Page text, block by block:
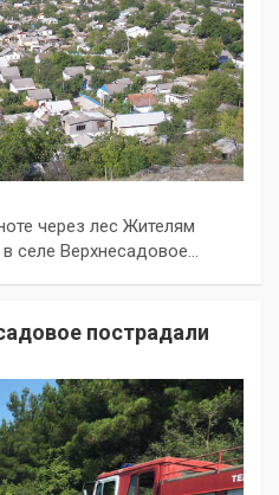
через лес Жителям
селе Верхнесадовое…
пострадали